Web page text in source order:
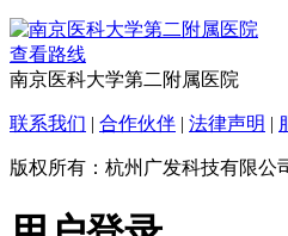
查看路线
南京医科大学第二附属医院
联系我们 | 合作伙伴 | 法律声明 |
版权所有：杭州广发科技有限公